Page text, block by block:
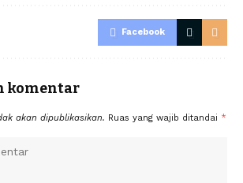
Facebook
komentar
akan dipublikasikan. Ruas yang wajib ditandai *